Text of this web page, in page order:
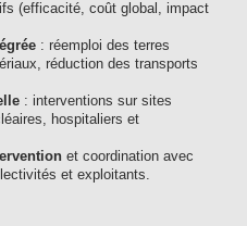
(efficacité, coût global, impact
: réemploi des terres
réduction des transports
: interventions sur sites
hospitaliers et
et coordination avec
et exploitants.